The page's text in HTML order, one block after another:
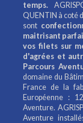
temps.
QUENTIN à coté
sont
maitrisant
vos filets sur
d'agrées et
Parcours
domaine du
France de la
Européenne :
Aventure.
Aventure